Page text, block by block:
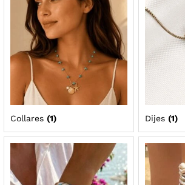
Collares (1) Dijes (1)